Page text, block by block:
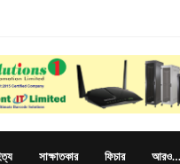
সাক্ষাতকার ফিচার আরও…